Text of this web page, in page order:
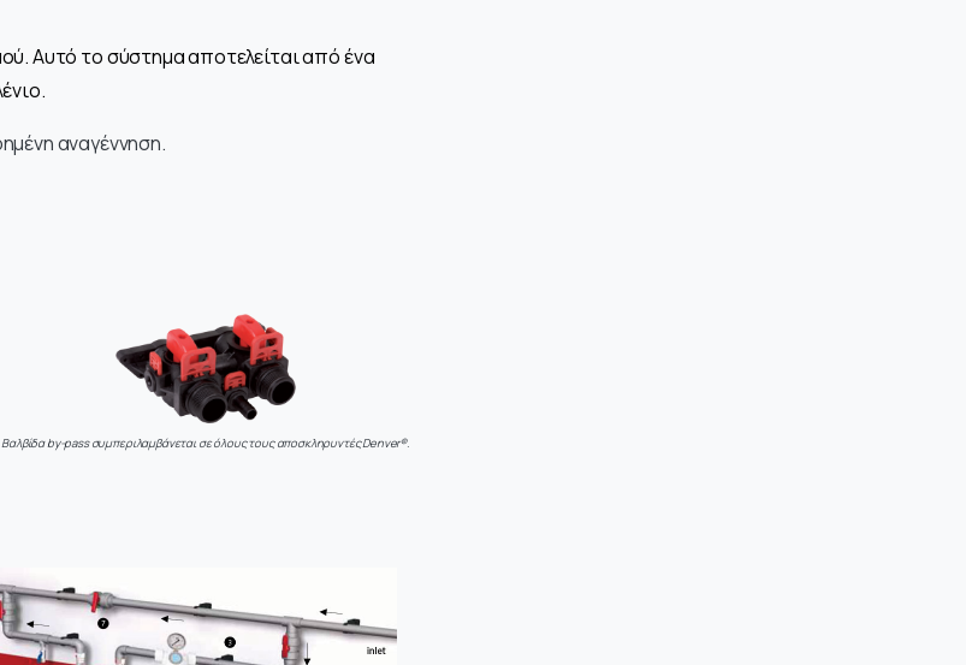
Αυτό το σύστημα αποτελείται από ένα
αναγέννηση.
Βαλβίδα by-pass συμπεριλαμβάνεται σε όλους τους αποσκληρυντές Denver®.